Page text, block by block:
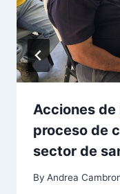
Acciones
proceso de
sector de
By Andrea